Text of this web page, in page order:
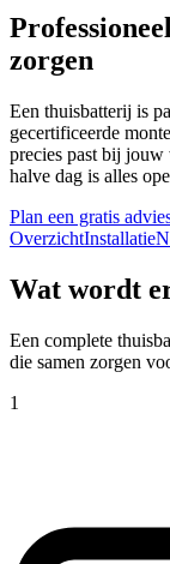
zorgen
Een thuisbatterij is
gecertificeerde
precies past bij
halve dag is alles
Plan een gratis
OverzichtInstallatie
Wat wordt
Een complete
die samen zorgen
1